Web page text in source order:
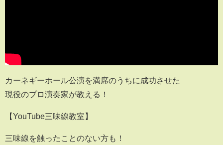
カーネギーホール公演を満席のうちに成功させた
現役のプロ演奏家が教える！
【YouTube三味線教室】
三味線を触ったことのない方も！